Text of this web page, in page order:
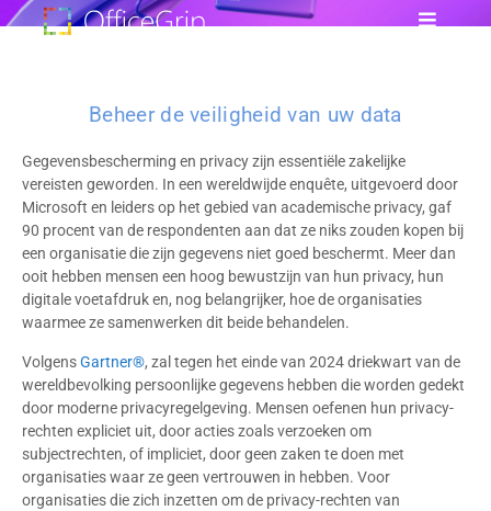
Beheer de veiligheid van uw data
Gegevensbescherming en privacy zijn essentiële zakelijke
vereisten geworden. In een wereldwijde enquête, uitgevoerd door
Microsoft en leiders op het gebied van academische privacy, gaf
90 procent van de respondenten aan dat ze niks zouden kopen bij
een organisatie die zijn gegevens niet goed beschermt. Meer dan
ooit hebben mensen een hoog bewustzijn van hun privacy, hun
digitale voetafdruk en, nog belangrijker, hoe de organisaties
waarmee ze samenwerken dit beide behandelen.
VolgensGartner®, zal tegen het einde van 2024 driekwart van de
wereldbevolking persoonlijke gegevens hebben die worden gedekt
door moderne privacyregelgeving. Mensen oefenen hun privacy-
rechten expliciet uit, door acties zoals verzoeken om
subjectrechten, of impliciet, door geen zaken te doen met
organisaties waar ze geen vertrouwen in hebben. Voor
organisaties die zich inzetten om de privacy-rechten van